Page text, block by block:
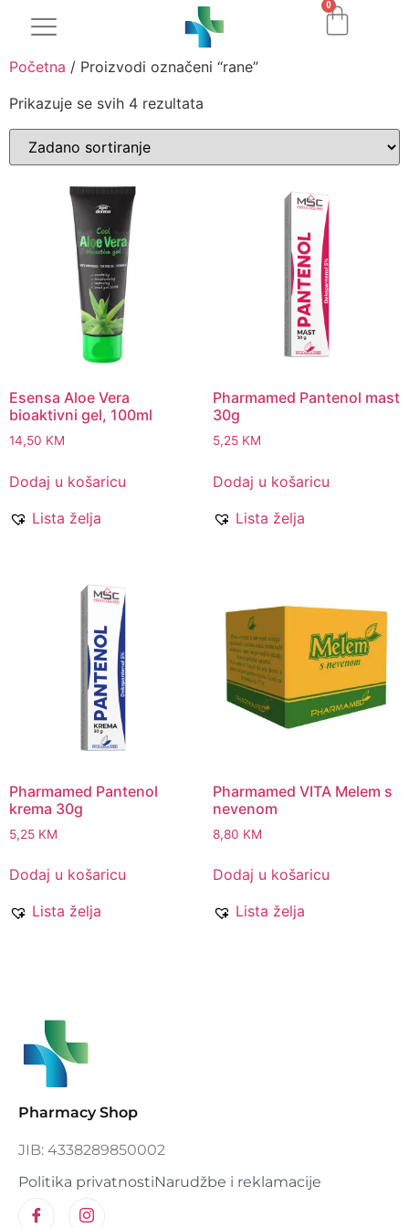
0
Početna / Proizvodi označeni “rane”
Prikazuje se svih 4 rezultata
Esensa Aloe Vera
bioaktivni gel, 100ml
14,50 KM
Dodaj u košaricu
Lista želja
Pharmamed Pantenol mast
30g
5,25 KM
Dodaj u košaricu
Lista želja
Pharmamed Pantenol
krema 30g
5,25 KM
Dodaj u košaricu
Lista želja
Pharmamed VITA Melem s
nevenom
8,80 KM
Dodaj u košaricu
Lista želja
Pharmacy Shop
JIB: 4338289850002
Politika privatnostiNarudžbe i reklamacije